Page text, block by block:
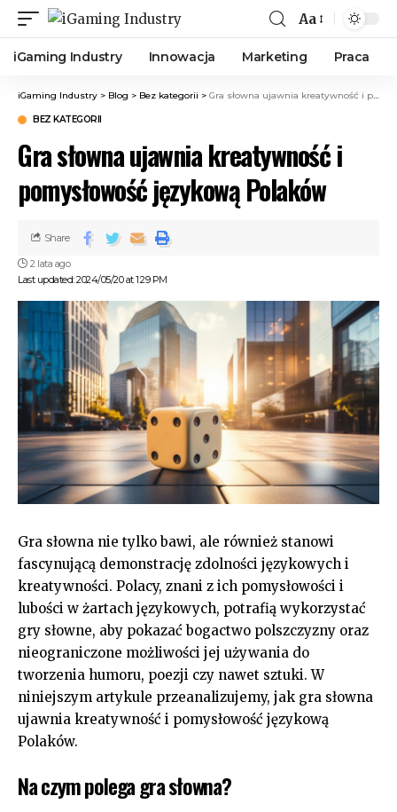
Aa
iGaming Industry Innowacja Marketing Praca
iGaming Industry > Blog > Bez kategorii > Gra słowna ujawnia kreatywność i pomysłowość językową Polaków
BEZ KATEGORII
Gra słowna ujawnia kreatywność i
pomysłowość językową Polaków
Last updated: 2024/05/20 at 1:29 PM
2 lata ago
Share
Gra słowna nie tylko bawi, ale również stanowi
fascynującą demonstrację zdolności językowych i
kreatywności. Polacy, znani z ich pomysłowości i
lubości w żartach językowych, potrafią wykorzystać
gry słowne, aby pokazać bogactwo polszczyzny oraz
nieograniczone możliwości jej używania do
tworzenia humoru, poezji czy nawet sztuki. W
niniejszym artykule przeanalizujemy, jak gra słowna
ujawnia kreatywność i pomysłowość językową
Polaków.
Na czym polega gra słowna?